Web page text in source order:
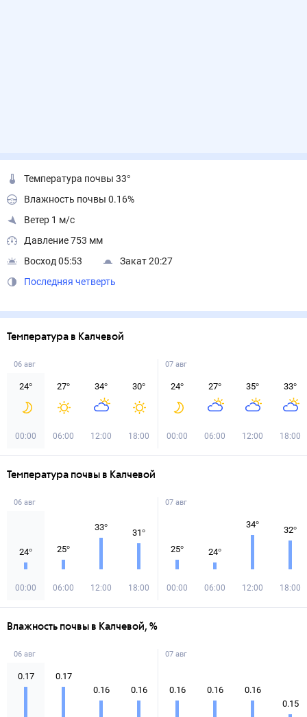
Температура почвы 33°
Влажность почвы 0.16%
Ветер 1 м/с
Давление 753 мм
Восход 05:53
Закат 20:27
Последняя четверть
Температура в Калчевой
06 авг
24°
00:00
27°
06:00
34°
12:00
30°
18:00
07 авг
24°
00:00
27°
06:00
35°
12:00
33°
18:00
Температура почвы в Калчевой
06 авг
24°
00:00
25°
06:00
33°
12:00
31°
18:00
07 авг
25°
00:00
24°
06:00
34°
12:00
32°
18:00
Влажность почвы в Калчевой, %
06 авг
0.17 0.17
0.16 0.16
07 авг
0.16 0.16 0.16
0.15